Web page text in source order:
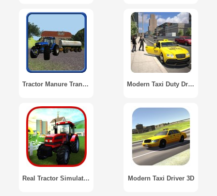
Tractor Manure Transporter 3D Modern Taxi Duty Driving 3D
Real Tractor Simulator 2016 Modern Taxi Driver 3D